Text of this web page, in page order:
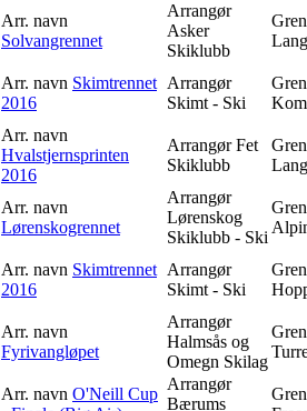
Arr. navn
Solvangrennet
Arrangør
Asker
Skiklubb
Gren
Arr. navn Skimtrennet
2016
Arrangør
Skimt - Ski
Gren
Arr. navn
Hvalstjernsprinten
2016
Arrangør Fet
Skiklubb
Gren
Arr. navn
Lørenskogrennet
Arrangør
Lørenskog
Skiklubb - Ski
Gren
Arr. navn Skimtrennet
2016
Arrangør
Skimt - Ski
Gren
Arr. navn
Fyrivangløpet
Arrangør
Halmsås og
Omegn Skilag
Gren
Arr. navn O'Neill Cup
Arrangør
Bærums
Gren